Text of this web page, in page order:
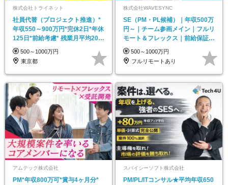
株式会社トライネット
社員代替（プロジェクト推進）*
年収550～900万円*完休2日*年休
125日*前給考慮* 残業月平均20h
以内
500～1000万円
東京都
株式会社WAVESYNC
SE（PM・PL候補）｜年収500万
円～｜チーム参画メイン｜フルリ
モート＆フレックス｜前給保証｜
残業少なめ
500～1000万円
フルリモートあり
アムテック株式会社
PM*年収800万可*賞与4ヶ月分*
スパイシーソフト株式会社
PM/PL/ITコンサル★平均年収650